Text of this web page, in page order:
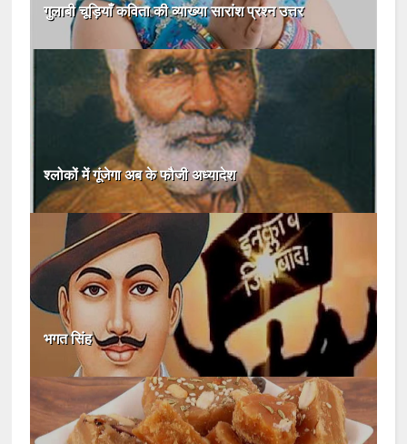
गुलाबी चूड़ियाँ कविता की व्याख्या सारांश प्रश्न उत्तर
श्लोकों में गूंजेगा अब के फौजी अध्यादेश
भगत सिंह